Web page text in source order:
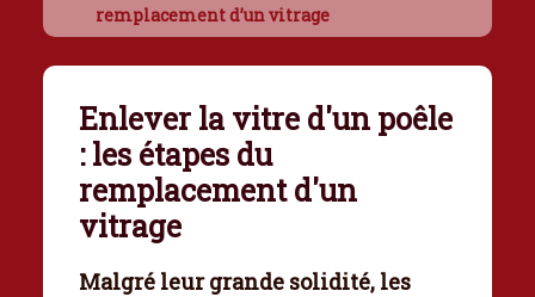
remplacement d’un vitrage
Enlever la vitre d'un poêle
: les étapes du
remplacement d'un
vitrage
Malgré leur grande solidité, les